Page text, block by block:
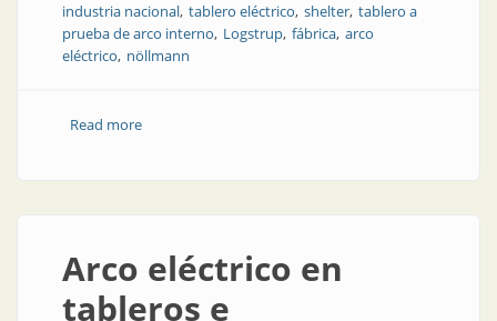
industria nacional tablero eléctrico shelter tablero a
prueba de arco interno Logstrup fábrica arco
eléctrico nöllmann
Read moreabout Así es una fábrica de tableros que hace todo
Arco eléctrico en
tableros e